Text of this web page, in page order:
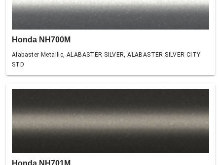
Honda NH700M
Alabaster Metallic, ALABASTER SILVER, ALABASTER SILVER CITY
STD
Honda NH701M